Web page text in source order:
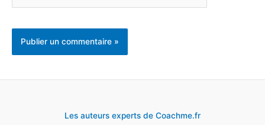
Les auteurs experts de Coachme.fr